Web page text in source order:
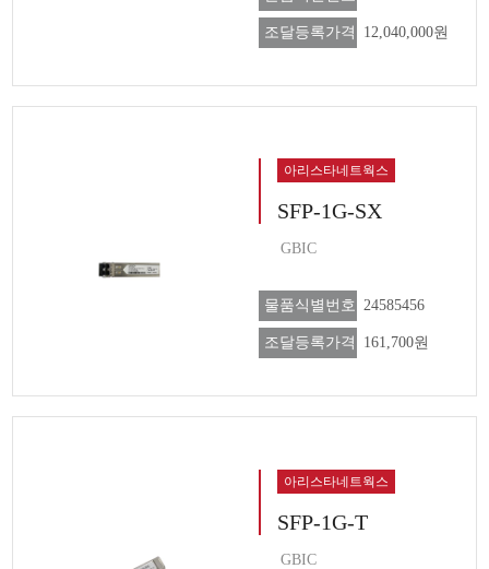
조달등록가격 12,040,000원
아리스타네트웍스
SFP-1G-SX
GBIC
물품식별번호 24585456
조달등록가격 161,700원
아리스타네트웍스
SFP-1G-T
GBIC